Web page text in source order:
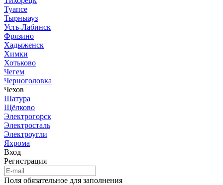
Туапсе
Тырныауз
Усть-Лабинск
Фрязино
Хадыженск
Химки
Хотьково
Чегем
Черноголовка
Чехов
Шатура
Щёлково
Электрогорск
Электросталь
Электроугли
Яхрома
Вход
Регистрация
Поля обязательное для заполнения